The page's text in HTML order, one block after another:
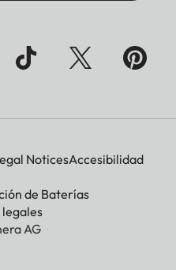
NoticesAccesibilidad
de Baterías
AG